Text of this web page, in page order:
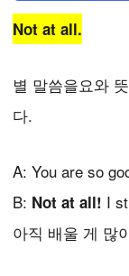
Not at all.
별 말씀을요와
다.
A: You are so
B: Not at all! I
아직 배울 게 많